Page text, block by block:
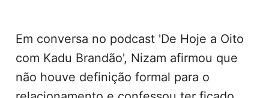
Em conversa no podcast 'De Hoje a Oito
com Kadu Brandão', Nizam afirmou que
não houve definição formal para o